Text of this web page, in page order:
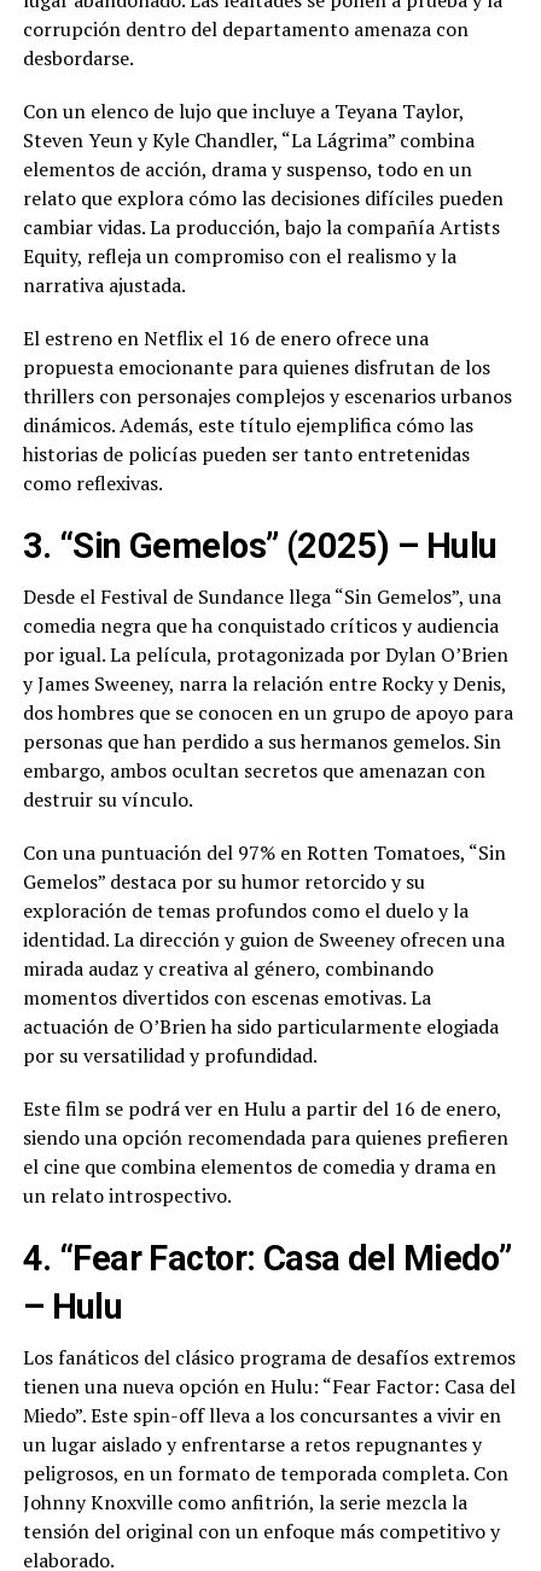
corrupción dentro del departamento amenaza con
desbordarse.
Con un elenco de lujo que incluye a Teyana Taylor,
Steven Yeun y Kyle Chandler, “La Lágrima” combina
elementos de acción, drama y suspenso, todo en un
relato que explora cómo las decisiones difíciles pueden
cambiar vidas. La producción, bajo la compañía Artists
Equity, refleja un compromiso con el realismo y la
narrativa ajustada.
El estreno en Netflix el 16 de enero ofrece una
propuesta emocionante para quienes disfrutan de los
thrillers con personajes complejos y escenarios urbanos
dinámicos. Además, este título ejemplifica cómo las
historias de policías pueden ser tanto entretenidas
como reflexivas.
3. “Sin Gemelos” (2025) – Hulu
Desde el Festival de Sundance llega “Sin Gemelos”, una
comedia negra que ha conquistado críticos y audiencia
por igual. La película, protagonizada por Dylan O’Brien
y James Sweeney, narra la relación entre Rocky y Denis,
dos hombres que se conocen en un grupo de apoyo para
personas que han perdido a sus hermanos gemelos. Sin
embargo, ambos ocultan secretos que amenazan con
destruir su vínculo.
Con una puntuación del 97% en Rotten Tomatoes, “Sin
Gemelos” destaca por su humor retorcido y su
exploración de temas profundos como el duelo y la
identidad. La dirección y guion de Sweeney ofrecen una
mirada audaz y creativa al género, combinando
momentos divertidos con escenas emotivas. La
actuación de O’Brien ha sido particularmente elogiada
por su versatilidad y profundidad.
Este film se podrá ver en Hulu a partir del 16 de enero,
siendo una opción recomendada para quienes prefieren
el cine que combina elementos de comedia y drama en
un relato introspectivo.
4. “Fear Factor: Casa del Miedo”
– Hulu
Los fanáticos del clásico programa de desafíos extremos
tienen una nueva opción en Hulu: “Fear Factor: Casa del
Miedo”. Este spin-off lleva a los concursantes a vivir en
un lugar aislado y enfrentarse a retos repugnantes y
peligrosos, en un formato de temporada completa. Con
Johnny Knoxville como anfitrión, la serie mezcla la
tensión del original con un enfoque más competitivo y
elaborado.